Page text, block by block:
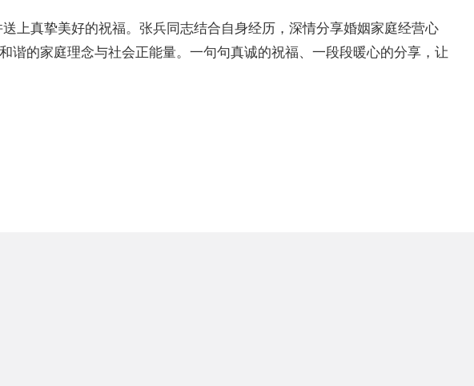
上真挚美好的祝福。张兵同志结合自身经历，深情分享婚姻家庭经营心
的家庭理念与社会正能量。一句句真诚的祝福、一段段暖心的分享，让